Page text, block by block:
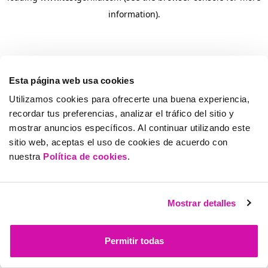
Esta página web usa cookies
Utilizamos cookies para ofrecerte una buena experiencia,
recordar tus preferencias, analizar el tráfico del sitio y
mostrar anuncios específicos. Al continuar utilizando este
sitio web, aceptas el uso de cookies de acuerdo con
nuestra Política de cookies.
Mostrar detalles
Permitir todas
information).